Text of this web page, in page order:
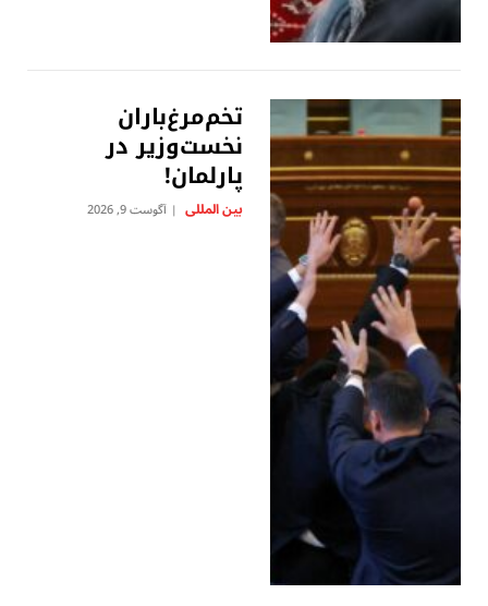
تخم‌مرغ‌باران
نخست‌وزیر در
پارلمان!
بين المللى آگوست 9, 2026